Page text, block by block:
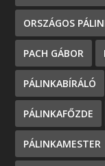
ORSZÁGOS
PACH GÁBOR
PÁLINKABÍRÁLÓ
PÁLINKAFŐZDE
PÁLINKAMESTER